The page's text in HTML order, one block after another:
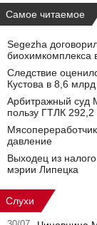
Самое читаемое
Segezha
биохимкомплекса
Следствие
Кустова в 8,6
Арбитражный суд
пользу ГТЛК
давление
Выходец из
мэрии Липецка
Слухи